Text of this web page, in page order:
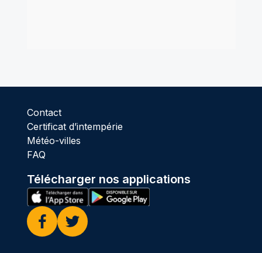
Contact
Certificat d’intempérie
Météo-villes
FAQ
Télécharger nos applications
Facebook
Twitter